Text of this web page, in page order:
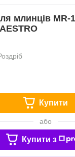
млинців MR-
Купити
або
Купити з